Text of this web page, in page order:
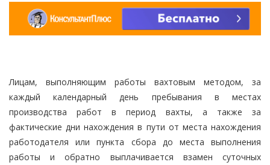
Лицам, выполняющим работы вахтовым методом, за
каждый календарный день пребывания в местах
производства работ в период вахты, а также за
фактические дни нахождения в пути от места нахождения
работодателя или пункта сбора до места выполнения
работы и обратно выплачивается взамен суточных